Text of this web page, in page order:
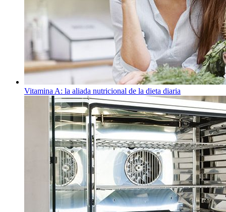
Vitamina A: la aliada nutricional de la dieta diaria